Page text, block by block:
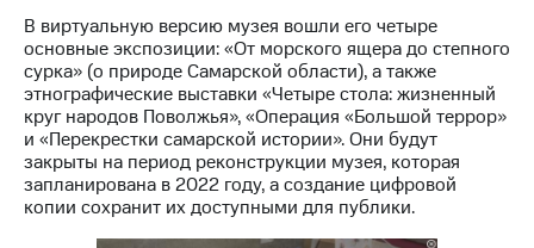
Корпоративный
секретарь
Раскрытие
информации
Информация
акционерам
Документы
ПАО
"МТС"
Собрания
В виртуальную версию музея вошли его четыре
основные экспозиции: «От морского ящера до степного
сурка» (о природе Самарской области), а также
этнографические выставки «Четыре стола: жизненный
круг народов Поволжья», «Операция «Большой террор»
и «Перекрестки самарской истории». Они будут
закрыты на период реконструкции музея, которая
запланирована в 2022 году, а создание цифровой
копии сохранит их доступными для публики.